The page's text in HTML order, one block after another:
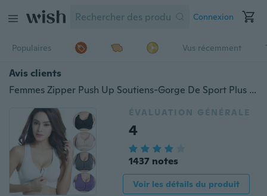
Connexion
Populaires Vus récemment
Avis clients
Femmes Zipper Push Up Soutiens-Gorge De Sport Plus La Taille Rembourré Sans Fil Respirant Hauts De Sport Fitness Gym Yoga Sport Soutien-Gorge Haut
ÉVALUATION GÉNÉRALE
4
1437 notes
Voir les détails du produit